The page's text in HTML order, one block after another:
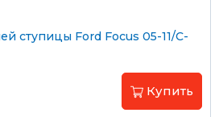
рассрочки Халва
ступицы Ford Focus 05-11/C-
Купить